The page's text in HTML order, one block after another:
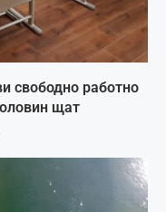
свободно работно
щат